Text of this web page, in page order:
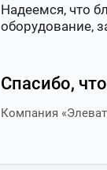
Надеемся, что
оборудование,
Спасибо,
Компания